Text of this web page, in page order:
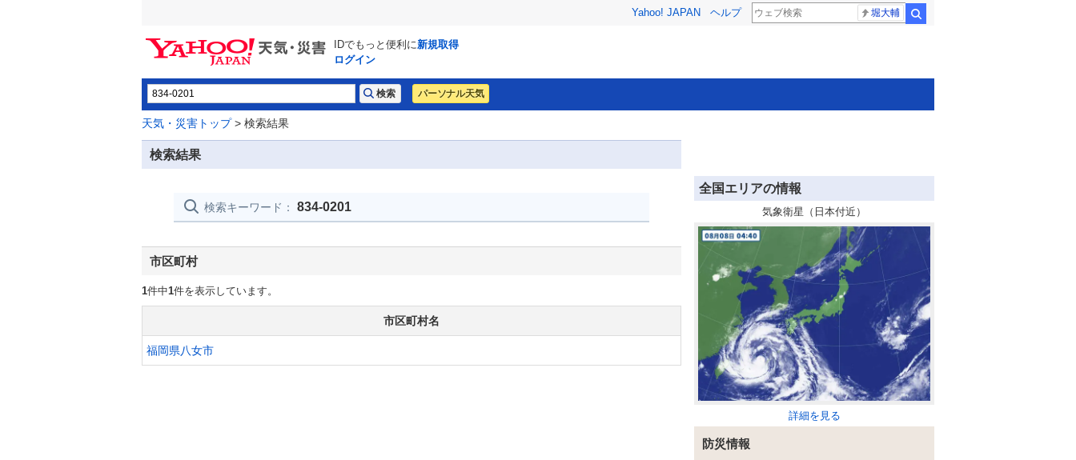
Yahoo! JAPAN ヘルプ 堀大輔
IDでもっと便利に新規取得
ログイン
パーソナル天気
天気・災害トップ> 検索結果
検索結果
検索キーワード： 834-0201
市区町村
1件中1件を表示しています。
市区町村名
福岡県八女市
全国エリアの情報
気象衛星（日本付近）
詳細を見る
防災情報